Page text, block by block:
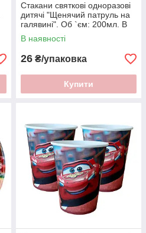
Стакани святкові одноразові
дитячі "Щенячий патруль на
галявинi". Об `єм: 200мл. В
упак: 10шт.
В наявності
26 ₴/упаковка
Купити